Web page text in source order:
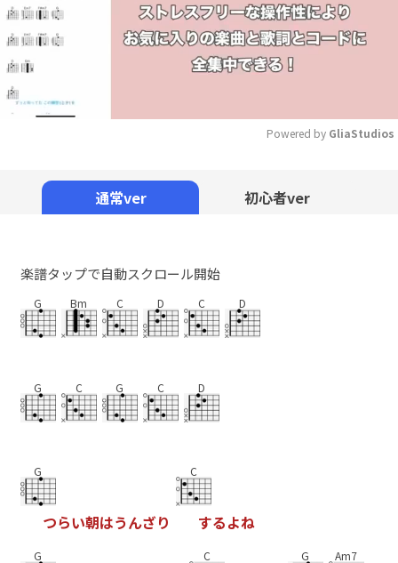
Powered by GliaStudios
通常ver 初心者ver
楽譜タップで自動スクロール開始
G Bm C D C D
G C G C D
G
つらい朝はうんざり
C
するよね
G C G Am7